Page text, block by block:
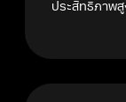
ประสิทธิภาพ